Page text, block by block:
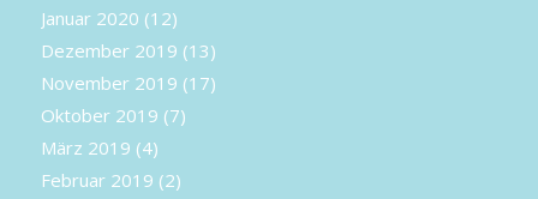
Januar 2020 (12)
Dezember 2019 (13)
November 2019 (17)
Oktober 2019 (7)
März 2019 (4)
Februar 2019 (2)